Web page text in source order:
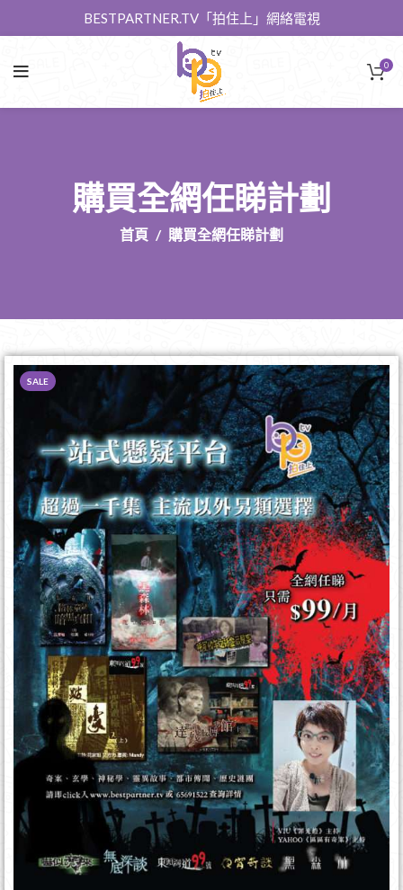
BESTPARTNER.TV「拍住上」網絡電視
0
購買全網任睇計劃
首頁 購買全網任睇計劃
SALE